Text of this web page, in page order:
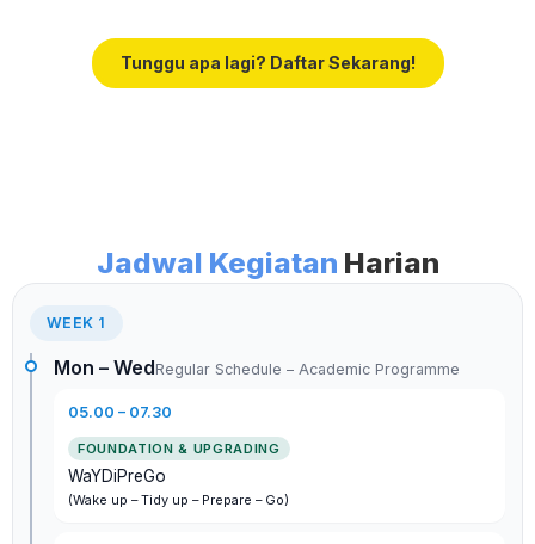
Tunggu apa lagi? Daftar Sekarang!
Jadwal Kegiatan Harian
WEEK 1
Mon – WedRegular Schedule – Academic Programme
05.00 – 07.30
WaYDiPreGo
(Wake up – Tidy up – Prepare – Go)